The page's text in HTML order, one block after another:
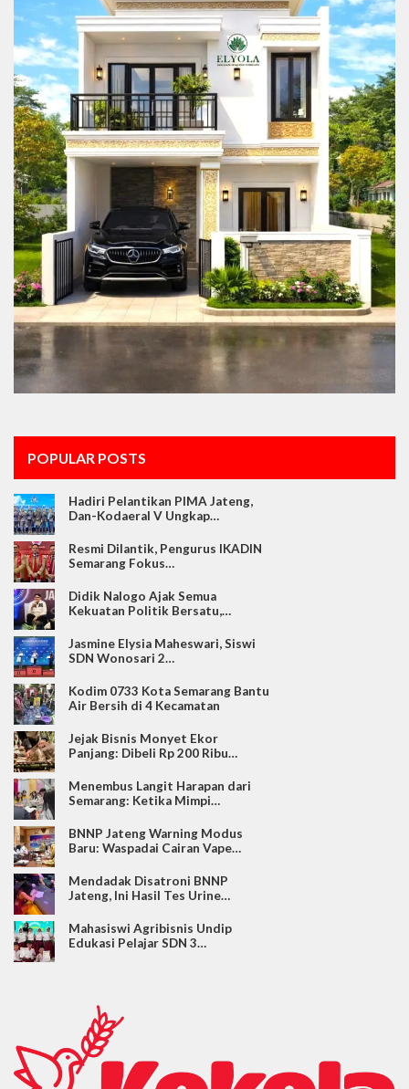
POPULAR POSTS
Hadiri Pelantikan PIMA Jateng,
Dan-Kodaeral V Ungkap…
Resmi Dilantik, Pengurus IKADIN
Semarang Fokus…
Didik Nalogo Ajak Semua
Kekuatan Politik Bersatu,…
Jasmine Elysia Maheswari, Siswi
SDN Wonosari 2…
Kodim 0733 Kota Semarang Bantu
Air Bersih di 4 Kecamatan
Jejak Bisnis Monyet Ekor
Panjang: Dibeli Rp 200 Ribu…
Menembus Langit Harapan dari
Semarang: Ketika Mimpi…
BNNP Jateng Warning Modus
Baru: Waspadai Cairan Vape…
Mendadak Disatroni BNNP
Jateng, Ini Hasil Tes Urine…
Mahasiswi Agribisnis Undip
Edukasi Pelajar SDN 3…